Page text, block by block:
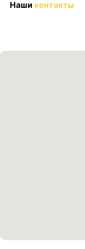
Наши контакты